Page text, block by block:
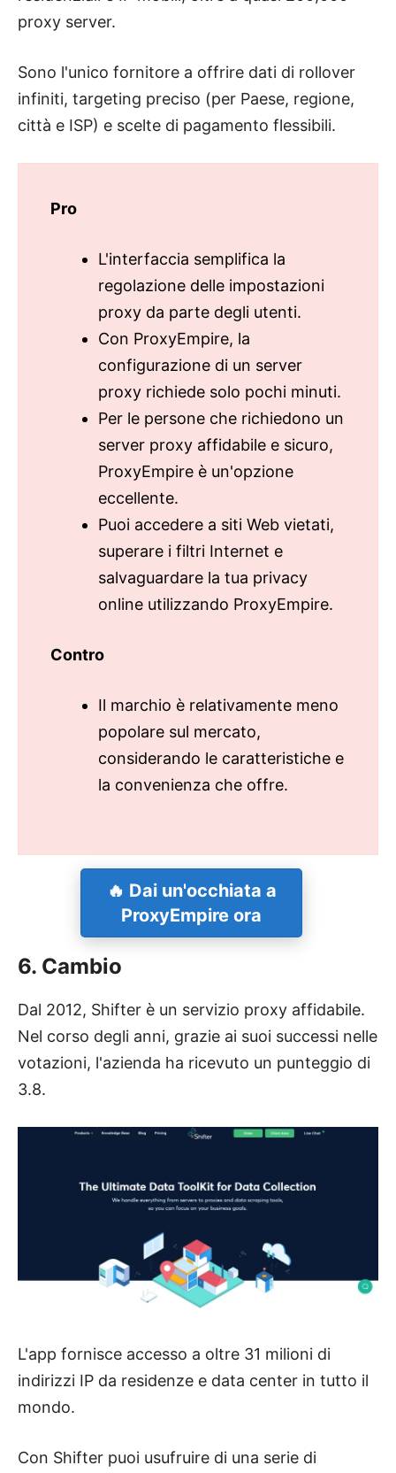
proxy server.
Sono l'unico fornitore a offrire dati di rollover
infiniti, targeting preciso (per Paese, regione,
città e ISP) e scelte di pagamento flessibili.
Pro
L'interfaccia semplifica la
regolazione delle impostazioni
proxy da parte degli utenti.
Con ProxyEmpire, la
configurazione di un server
proxy richiede solo pochi minuti.
Per le persone che richiedono un
server proxy affidabile e sicuro,
ProxyEmpire è un'opzione
eccellente.
Puoi accedere a siti Web vietati,
superare i filtri Internet e
salvaguardare la tua privacy
online utilizzando ProxyEmpire.
Contro
Il marchio è relativamente meno
popolare sul mercato,
considerando le caratteristiche e
la convenienza che offre.
🔥 Dai un'occhiata a
ProxyEmpire ora
6. Cambio
Dal 2012, Shifter è un servizio proxy affidabile.
Nel corso degli anni, grazie ai suoi successi nelle
votazioni, l'azienda ha ricevuto un punteggio di
3.8.
L'app fornisce accesso a oltre 31 milioni di
indirizzi IP da residenze e data center in tutto il
mondo.
Con Shifter puoi usufruire di una serie di